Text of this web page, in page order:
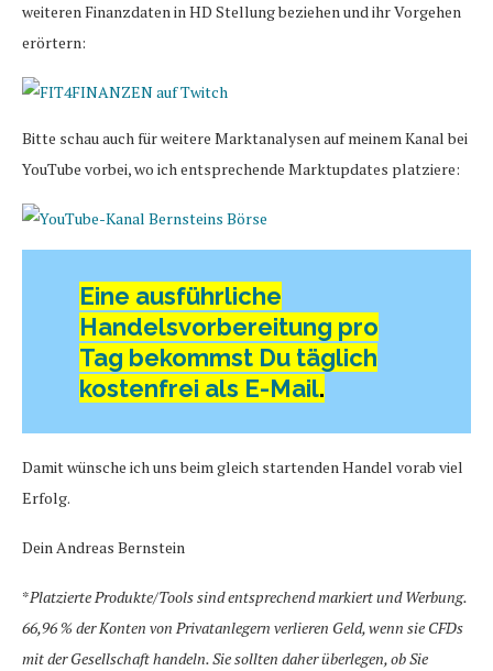
weiteren Finanzdaten in HD Stellung beziehen und ihr Vorgehen
erörtern:
Bitte schau auch für weitere Marktanalysen auf meinem Kanal bei
YouTube vorbei, wo ich entsprechende Marktupdates platziere:
Eine ausführliche
Handelsvorbereitung pro
Tag bekommst Du täglich
kostenfrei als E-Mail.
Damit wünsche ich uns beim gleich startenden Handel vorab viel
Erfolg.
Dein Andreas Bernstein
*Platzierte Produkte/Tools sind entsprechend markiert und Werbung.
66,96 % der Konten von Privatanlegern verlieren Geld, wenn sie CFDs
mit der Gesellschaft handeln. Sie sollten daher überlegen, ob Sie